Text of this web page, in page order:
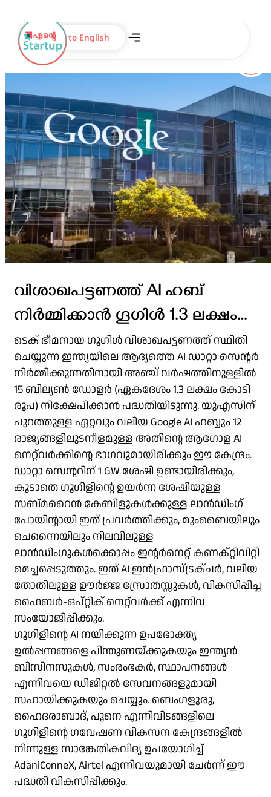
Switch to English
വിശാഖപട്ടണത്ത് AI ഹബ്
നിർമ്മിക്കാൻ ഗൂഗിൾ 1.3 ലക്ഷം
കോടി രൂപ നിക്ഷേപിക്കുന്നു
ടെക് ഭീമനായ ഗൂഗിൾ വിശാഖപട്ടണത്ത് സ്ഥിതി
ചെയ്യുന്ന ഇന്ത്യയിലെ ആദ്യത്തെ AI ഡാറ്റാ സെന്റർ
നിർമ്മിക്കുന്നതിനായി അഞ്ച് വർഷത്തിനുള്ളിൽ
15 ബില്യൺ ഡോളർ (ഏകദേശം 1.3 ലക്ഷം കോടി
രൂപ) നിക്ഷേപിക്കാൻ പദ്ധതിയിടുന്നു. യുഎസിന്
പുറത്തുള്ള ഏറ്റവും വലിയ Google AI ഹബ്ബും 12
രാജ്യങ്ങളിലുടനീളമുള്ള അതിന്റെ ആഗോള AI
നെറ്റ്‌വർക്കിന്റെ ഭാഗവുമായിരിക്കും ഈ കേന്ദ്രം.
ഡാറ്റാ സെന്ററിന് 1 GW ശേഷി ഉണ്ടായിരിക്കും,
കൂടാതെ ഗൂഗിളിന്റെ ഉയർന്ന ശേഷിയുള്ള
സബ്മറൈൻ കേബിളുകൾക്കുള്ള ലാൻഡിംഗ്
പോയിന്റായി ഇത് പ്രവർത്തിക്കും, മുംബൈയിലും
ചെന്നൈയിലും നിലവിലുള്ള
ലാൻഡിംഗുകൾക്കൊപ്പം ഇന്റർനെറ്റ് കണക്റ്റിവിറ്റി
മെച്ചപ്പെടുത്തും. ഇത് AI ഇൻഫ്രാസ്ട്രക്ചർ, വലിയ
തോതിലുള്ള ഊർജ്ജ സ്രോതസ്സുകൾ, വികസിപ്പിച്ച
ഫൈബർ-ഒപ്റ്റിക് നെറ്റ്‌വർക്ക് എന്നിവ
സംയോജിപ്പിക്കും.
ഗൂഗിളിന്റെ AI നയിക്കുന്ന ഉപഭോക്തൃ
ഉൽപ്പന്നങ്ങളെ പിന്തുണയ്ക്കുകയും ഇന്ത്യൻ
ബിസിനസുകൾ, സംരംഭകർ, സ്ഥാപനങ്ങൾ
എന്നിവയെ ഡിജിറ്റൽ സേവനങ്ങളുമായി
സഹായിക്കുകയും ചെയ്യും. ബെംഗളൂരു,
ഹൈദരാബാദ്, പൂനെ എന്നിവിടങ്ങളിലെ
ഗൂഗിളിന്റെ ഗവേഷണ വികസന കേന്ദ്രങ്ങളിൽ
നിന്നുള്ള സാങ്കേതികവിദ്യ ഉപയോഗിച്ച്
AdaniConneX, Airtel എന്നിവയുമായി ചേർന്ന് ഈ
പദ്ധതി വികസിപ്പിക്കും.